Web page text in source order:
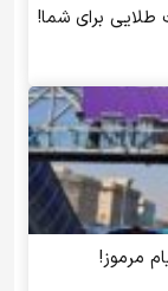
طلایی برای شما!
مرموز!